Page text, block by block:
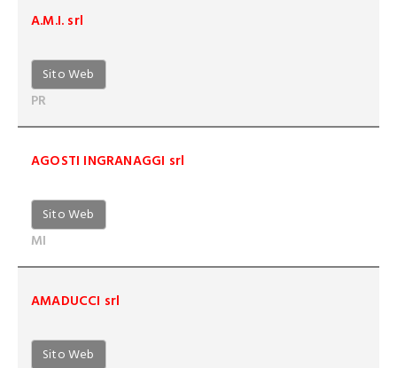
A.M.I. srl
Sito Web
PR
AGOSTI INGRANAGGI srl
Sito Web
MI
AMADUCCI srl
Sito Web